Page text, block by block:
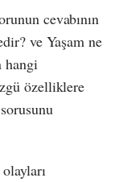
cevabının
ve Yaşam ne
hangi
özelliklere